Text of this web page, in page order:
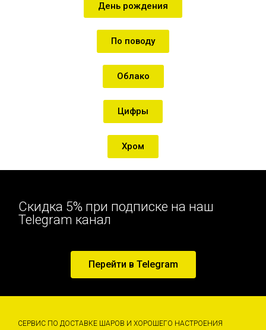
День рождения
По поводу
Облако
Цифры
Хром
Скидка 5% при подписке на наш
Telegram канал
Перейти в Telegram
СЕРВИС ПО ДОСТАВКЕ ШАРОВ И ХОРОШЕГО НАСТРОЕНИЯ